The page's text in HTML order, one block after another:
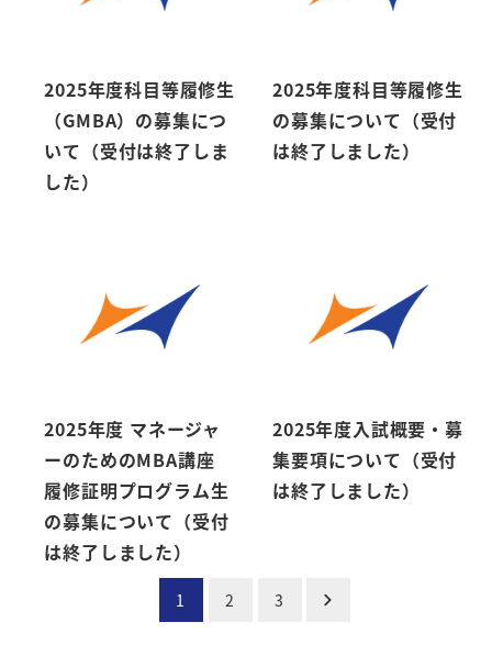
2025年度科目等履修生
（GMBA）の募集につ
いて（受付は終了しま
した）
2025年度科目等履修生
の募集について（受付
は終了しました）
2025年度 マネージャ
ーのためのMBA講座
履修証明プログラム生
の募集について（受付
は終了しました）
2025年度入試概要・募
集要項について（受付
は終了しました）
1 2 3